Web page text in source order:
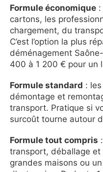
Formule économique
cartons, les
chargement, du
C’est l’option la plus
déménagement
400 à 1 200 € pour un
Formule standard :
démontage et
transport. Pratique si
surcoût tourne autour
Formule tout compris
transport, déballage et
grandes maisons ou